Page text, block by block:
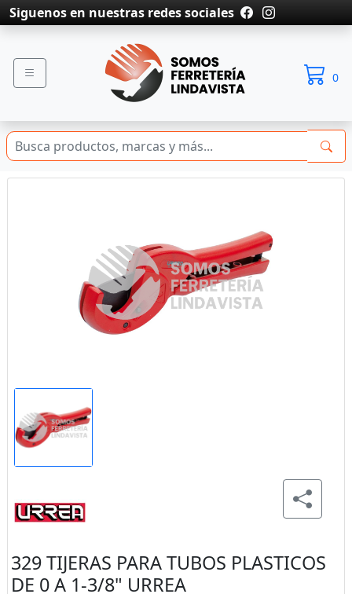
Siguenos en nuestras redes sociales
0
329 TIJERAS PARA TUBOS PLASTICOS
DE 0 A 1-3/8" URREA